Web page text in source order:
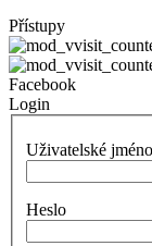
Přístupy
Facebook
Login
Uživatelské jméno
Heslo